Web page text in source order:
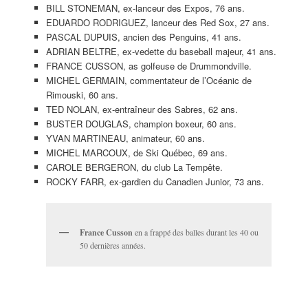
BILL STONEMAN, ex-lanceur des Expos, 76 ans.
EDUARDO RODRIGUEZ, lanceur des Red Sox, 27 ans.
PASCAL DUPUIS, ancien des Penguins, 41 ans.
ADRIAN BELTRE, ex-vedette du baseball majeur, 41 ans.
FRANCE CUSSON, as golfeuse de Drummondville.
MICHEL GERMAIN, commentateur de l’Océanic de
Rimouski, 60 ans.
TED NOLAN, ex-entraîneur des Sabres, 62 ans.
BUSTER DOUGLAS, champion boxeur, 60 ans.
YVAN MARTINEAU, animateur, 60 ans.
MICHEL MARCOUX, de Ski Québec, 69 ans.
CAROLE BERGERON, du club La Tempête.
ROCKY FARR, ex-gardien du Canadien Junior, 73 ans.
France Cusson en a frappé des balles durant les 40 ou
50 dernières années.